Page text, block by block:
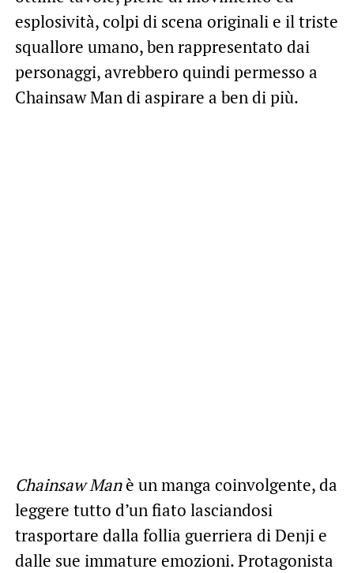
esplosività, colpi di scena originali e il triste
squallore umano, ben rappresentato dai
personaggi, avrebbero quindi permesso a
Chainsaw Man di aspirare a ben di più.
Chainsaw Manè un manga coinvolgente, da
leggere tutto d’un fiato lasciandosi
trasportare dalla follia guerriera di Denji e
dalle sue immature emozioni. Protagonista